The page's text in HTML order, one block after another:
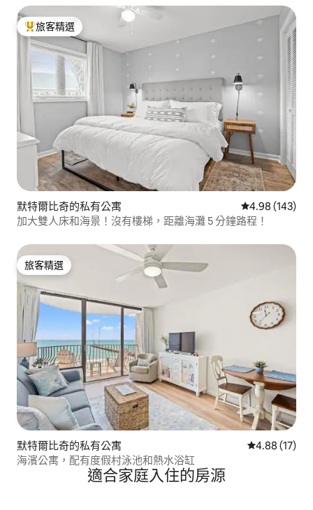
旅客精選榜首
旅客精選
默特爾比奇的私有公寓 從 143 則評價
4.98 (143)
加大雙人床和海景！沒有樓梯，距離海灘 5 分鐘路程！
旅客精選
旅客精選
默特爾比奇的私有公寓 從 17 則評價
4.88 (17)
海濱公寓，配有度假村泳池和熱水浴缸
適合家庭入住的房源